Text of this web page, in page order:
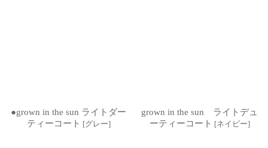
●grown in the sun ライトダー
ティーコート [グレー]
grown in the sun ライトデュ
ーティーコート [ネイビー]